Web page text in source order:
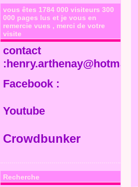
vous êtes 1784 000 visiteurs 300
000 pages lus et je vous en
remercie vues , merci de votre
visite
contact
:henry.arthenay@hotmail.fr
Facebook :
Youtube
Crowdbunker
Recherche